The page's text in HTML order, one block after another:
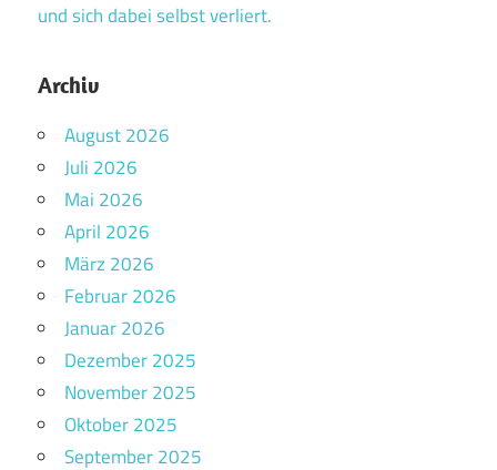
und sich dabei selbst verliert.
Archiv
August 2026
Juli 2026
Mai 2026
April 2026
März 2026
Februar 2026
Januar 2026
Dezember 2025
November 2025
Oktober 2025
September 2025